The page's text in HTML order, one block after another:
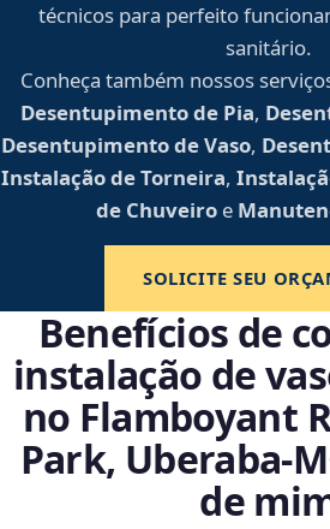
técnicos para perfeito
sanitário.
Conheça também nossos
Desentupimento de Pia,
Desentupimento de Vaso,
Instalação de Torneira,
de Chuveiro e
SOLICITE SEU
Benefícios de
instalação de
no Flamboyant
Park,
de